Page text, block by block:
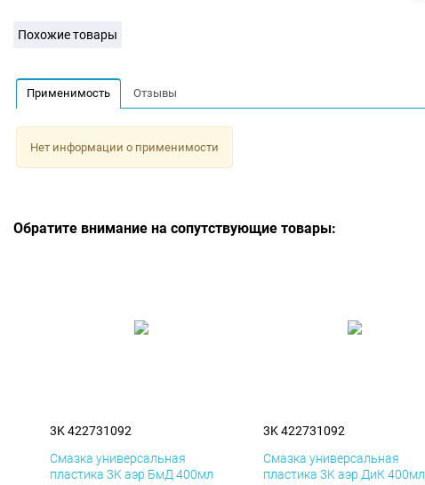
Похожие товары
Применимость Отзывы
Нет информации о применимости
Обратите внимание на сопутствующие товары:
3K 422731092
Смазка универсальная
пластика 3K аэр БмД 400мл
3K 422731092
Смазка универсальная
пластика 3K аэр ДиК 400мл